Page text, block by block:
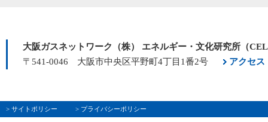
大阪ガスネットワーク（株） エネルギー・文化研究所（
〒541-0046 大阪市中央区平野町4丁目1番2号
アクセス
> サイトポリシー > プライバシーポリシー